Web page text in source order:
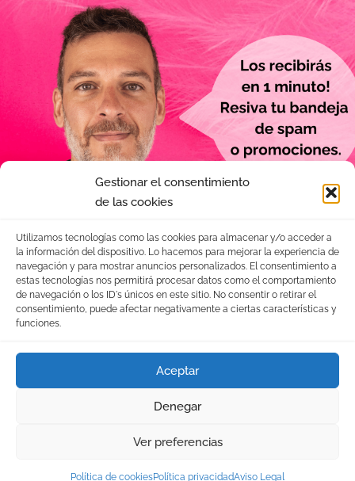
Gestionar el consentimiento
de las cookies
Utilizamos tecnologías como las cookies para almacenar y/o acceder a
la información del dispositivo. Lo hacemos para mejorar la experiencia de
navegación y para mostrar anuncios personalizados. El consentimiento a
estas tecnologías nos permitirá procesar datos como el comportamiento
de navegación o los ID's únicos en este sitio. No consentir o retirar el
consentimiento, puede afectar negativamente a ciertas características y
funciones.
Aceptar
Denegar
Ver preferencias
Política de cookiesPolítica privacidadAviso Legal
Nombre
Correo electrónico
ENVIAR